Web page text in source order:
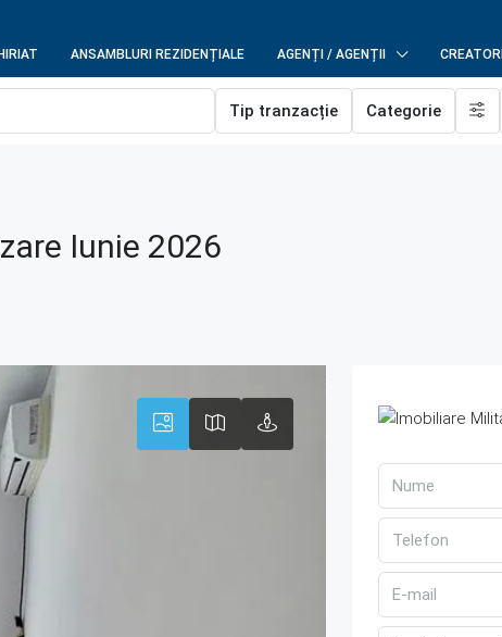
ANSAMBLURI REZIDENȚIALE AGENȚI / AGENȚII CREATORI
Tip tranzacție Categorie
Iunie 2026